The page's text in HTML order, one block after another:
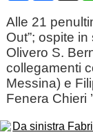
Alle 21
Out”; ospite
Olivero S.
collegamenti
Messina) e
Fenera Chieri